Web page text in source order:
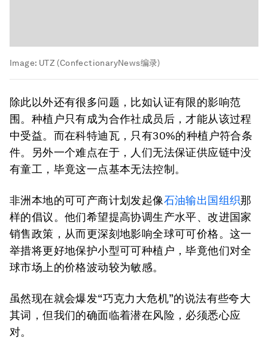
Image: UTZ (ConfectionaryNews编录)
除此以外还有很多问题，比如认证有限的影响范
围。种植户只有成为合作社成员后，才能从该过程
中受益。而在科特迪瓦，只有30%的种植户符合条
件。另外一个难点在于，人们无法保证供应链中没
有童工，毕竟这一点基本无法控制。
非洲本地的可可产商计划发起像石油输出国组织那
样的倡议。他们希望提高协调生产水平、改进国家
销售政策，从而更深刻地影响全球可可价格。这一
举措将更好地保护小型可可种植户，毕竟他们对全
球市场上的价格波动较为敏感。
虽然现在就会爆发“巧克力大危机”的说法有些夸大
其词，但我们的确面临着潜在风险，必须悉心应
对。